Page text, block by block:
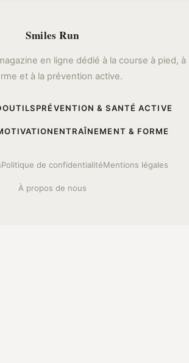
Smiles Run
en ligne dédié à la course à pied, à
et à la prévention active.
OUTILSPRÉVENTION & SANTÉ ACTIVE
ENTRAÎNEMENT & FORME
Politique de confidentialitéMentions légales
À propos de nous